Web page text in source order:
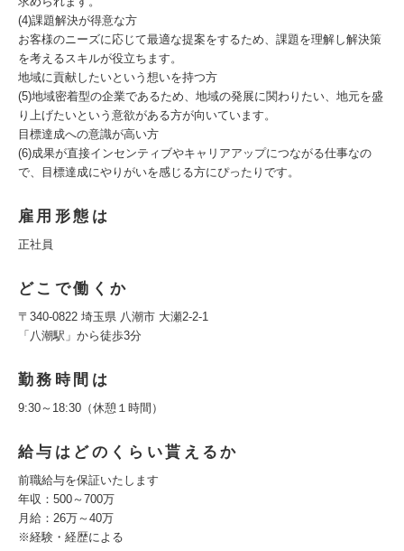
(4)課題解決が得意な方
お客様のニーズに応じて最適な提案をするため、課題を理解し解決策
を考えるスキルが役立ちます。
地域に貢献したいという想いを持つ方
(5)地域密着型の企業であるため、地域の発展に関わりたい、地元を盛
り上げたいという意欲がある方が向いています。
目標達成への意識が高い方
(6)成果が直接インセンティブやキャリアアップにつながる仕事なの
で、目標達成にやりがいを感じる方にぴったりです。
雇用形態は
正社員
どこで働くか
〒340-0822 埼玉県 八潮市 大瀬2-2-1
「八潮駅」から徒歩3分
勤務時間は
9:30～18:30（休憩１時間）
給与はどのくらい貰えるか
前職給与を保証いたします
年収：500～700万
月給：26万～40万
※経験・経歴による